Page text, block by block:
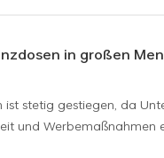
in großen
stetig gestiegen, da
und Werbemaßnahmen